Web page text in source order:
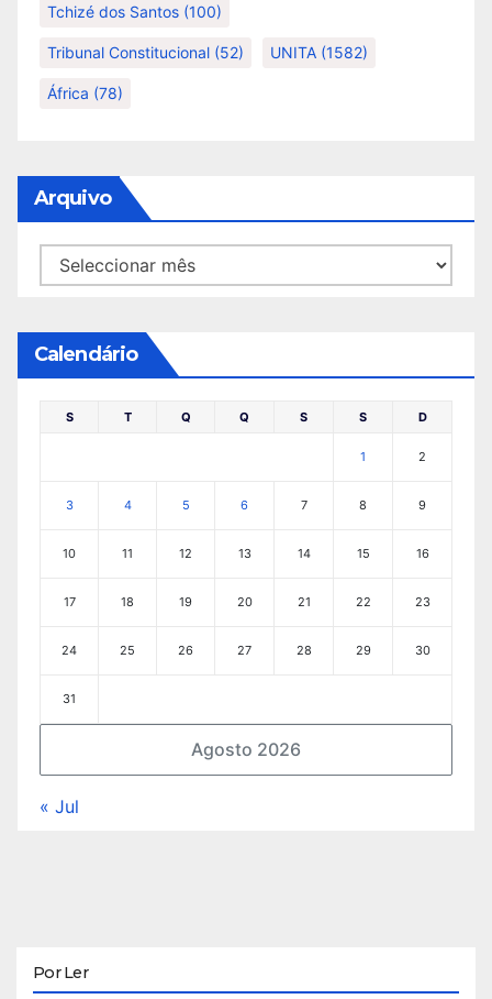
Tchizé dos Santos (100)
Tribunal Constitucional (52) UNITA (1582)
África (78)
Arquivo
Arquivo
Calendário
Agosto 2026
S T Q Q S S D
1 2
3 4 5 6 7 8 9
10 11 12 13 14 15 16
17 18 19 20 21 22 23
24 25 26 27 28 29 30
31
« Jul
Por Ler